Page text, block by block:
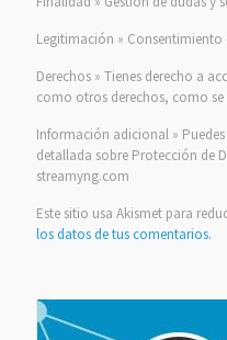
Legitimación » Consentimiento
Derechos » Tienes derecho a
como otros derechos, como
Información adicional »
detallada sobre Protección de
streamyng.com
Este sitio usa Akismet para
los datos de tus comentarios.